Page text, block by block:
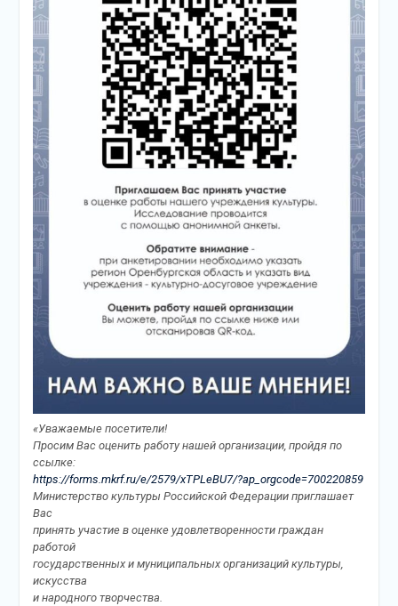
«Уважаемые посетители!
Просим Вас оценить работу нашей организации, пройдя по
ссылке:
https://forms.mkrf.ru/e/2579/xTPLeBU7/?ap_orgcode=700220859
Министерство культуры Российской Федерации приглашает
Вас
принять участие в оценке удовлетворенности граждан
работой
государственных и муниципальных организаций культуры,
искусства
и народного творчества.